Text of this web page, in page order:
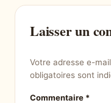
Laisser un
Votre adresse e-
obligatoires sont
Commentaire *